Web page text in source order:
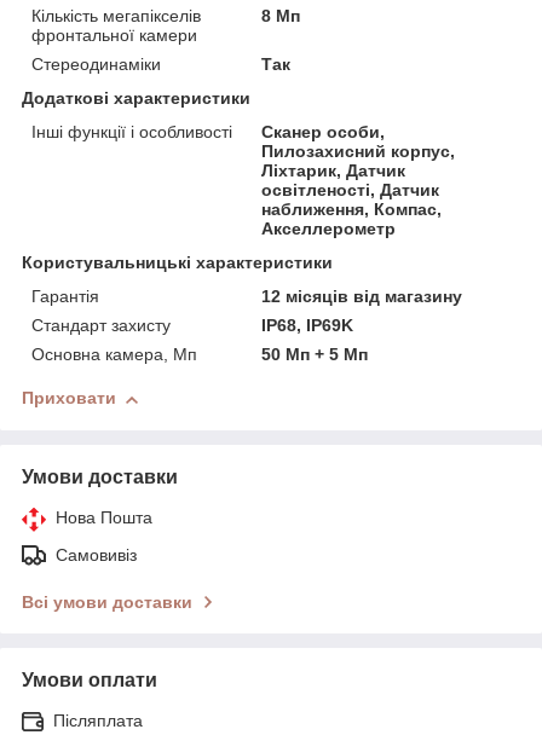
Кількість мегапікселів
фронтальної камери
8 Мп
Стереодинаміки
Так
Додаткові характеристики
Інші функції і особливості
Сканер особи,
Пилозахисний корпус,
Ліхтарик, Датчик
освітленості, Датчик
наближення, Компас,
Акселлерометр
Користувальницькі характеристики
Гарантія
12 місяців від магазину
Стандарт захисту
IP68, IP69K
Основна камера, Мп
50 Мп + 5 Мп
Приховати
Умови доставки
Нова Пошта
Самовивіз
Всі умови доставки
Умови оплати
Післяплата